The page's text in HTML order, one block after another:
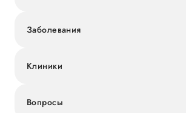
Заболевания
Клиники
Вопросы